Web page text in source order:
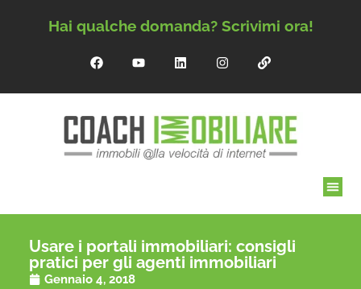
Hai qualche domanda? Scrivimi ora!
Usare i portali immobiliari: consigli
pratici per gli agenti immobiliari
Gennaio 4, 2018